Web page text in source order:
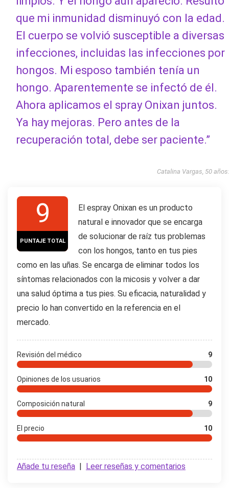
que mi inmunidad disminuyó con la edad.
El cuerpo se volvió susceptible a diversas
infecciones, incluidas las infecciones por
hongos. Mi esposo también tenía un
hongo. Aparentemente se infectó de él.
Ahora aplicamos el spray Onixan juntos.
Ya hay mejoras. Pero antes de la
recuperación total, debe ser paciente.”
Catalina Vargas, 50 años:
9
PUNTAJE TOTAL
El espray Onixan es un producto
natural e innovador que se encarga
de solucionar de raíz tus problemas
con los hongos, tanto en tus pies
como en las uñas. Se encarga de eliminar todos los
síntomas relacionados con la micosis y volver a dar
una salud óptima a tus pies. Su eficacia, naturalidad y
precio lo han convertido en la referencia en el
mercado.
Revisión del médico 9
Opiniones de los usuarios 10
Composición natural 9
El precio 10
Añade tu reseña Leer reseñas y comentarios